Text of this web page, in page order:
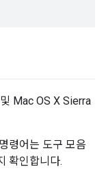
Mac OS X Sierra
명령어는 도구 모음
확인합니다.